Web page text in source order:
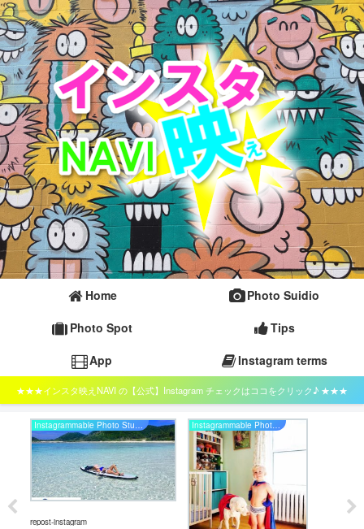
Home
Photo Suidio
Photo Spot
Tips
App
Instagram terms
★★★インスタ映えNAVI の【公式】Instagram チェックはココをクリック♪ ★★★
repost-instagram